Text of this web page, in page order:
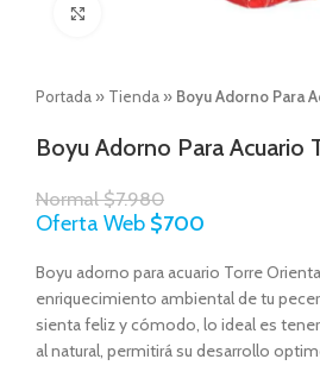
Portada » Tienda » Boyu Adorno Para
Boyu Adorno Para Acuario
Normal$7.980
Oferta Web $700
Boyu adorno para acuario Torre
enriquecimiento ambiental de tu
sienta feliz y cómodo, lo ideal es
al natural, permitirá su desarrollo